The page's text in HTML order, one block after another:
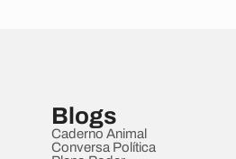
Blogs
Caderno Animal
Conversa Política